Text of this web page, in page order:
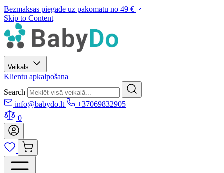
Bezmaksas piegāde uz pakomātu no 49 €
Skip to Content
Veikals
Klientu apkalpošana
Search
info@babydo.lt
+37069832905
0